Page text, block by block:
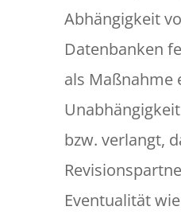
Abhängigkeit
Datenbanken
als Maßnahme
bzw. verlangt,
Eventualität